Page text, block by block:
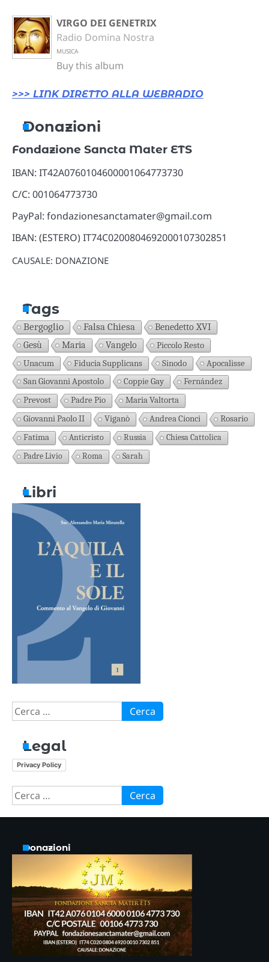
VIRGO DEI GENETRIX
Radio Domina Nostra
MUSICA
Buy this album
>>> LINK DIRETTO ALLA WEBRADIO
Donazioni
Fondazione Sancta Mater ETS
IBAN: IT42A0760104600001064773730
C/C: 001064773730
PayPal: fondazionesanctamater@gmail.com
IBAN: (ESTERO) IT74C0200804692000107302851
CAUSALE: DONAZIONE
Tags
Bergoglio Falsa Chiesa Benedetto XVI
Gesù Maria Vangelo
Piccolo Resto
Unacum
Fiducia Supplicans Sinodo
Apocalisse
San Giovanni Apostolo
Coppie Gay
Fernández
Prevost
Padre Pio
Maria Valtorta
Giovanni Paolo II
Viganò Andrea Cionci
Rosario
Fatima
Anticristo Russia
Chiesa Cattolica
Padre Livio
Roma Sarah
Libri
Ricerca
per:
Legal
Privacy Policy
Ricerca
per:
Donazioni